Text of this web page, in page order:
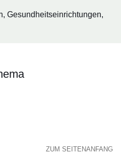
Gesundheitseinrichtungen,
ZUM SEITENANFANG